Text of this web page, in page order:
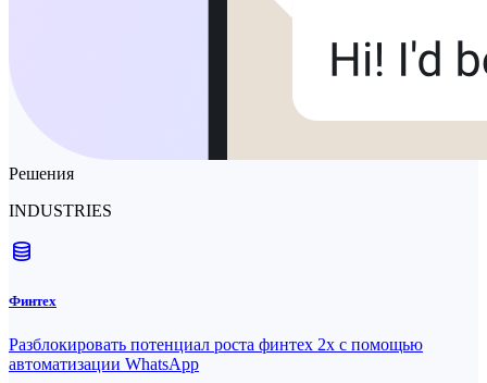
Решения
INDUSTRIES
Финтех
Разблокировать потенциал роста финтех 2x с помощью
автоматизации WhatsApp